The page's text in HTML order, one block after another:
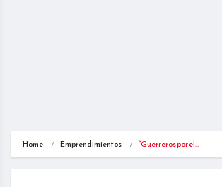
Home Emprendimientos “Guerreros por el…